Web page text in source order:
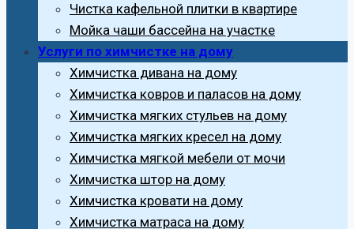
Чистка кафельной плитки в квартире
Мойка чаши бассейна на участке
Услуги по химчистке на дому
Химчистка дивана на дому
Химчистка ковров и паласов на дому
Химчистка мягких стульев на дому
Химчистка мягких кресел на дому
Химчистка мягкой мебели от мочи
Химчистка штор на дому
Химчистка кровати на дому
Химчистка матраса на дому